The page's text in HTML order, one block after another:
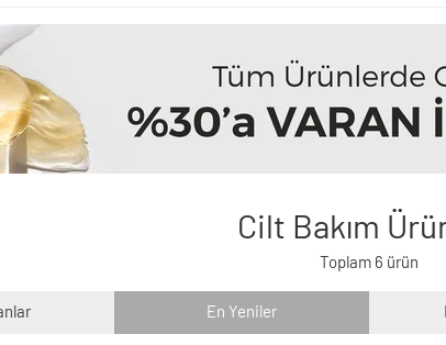
Cilt Bakım
Toplam 6 ürün
En Yeniler